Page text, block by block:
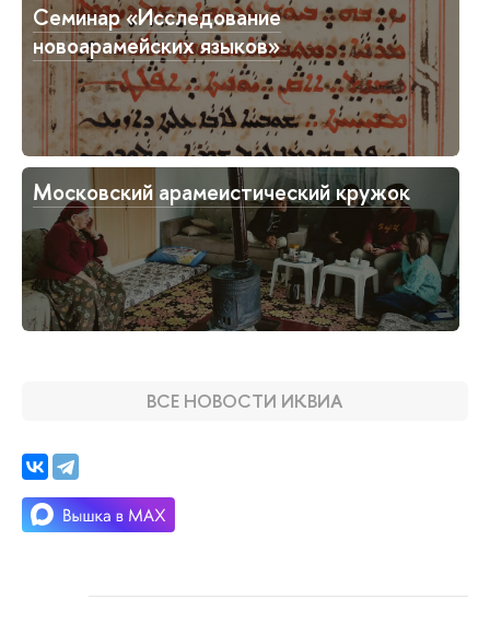
Семинар «Исследование
новоарамейских языков»
Московский арамеистический кружок
ВСЕ НОВОСТИ ИКВИА